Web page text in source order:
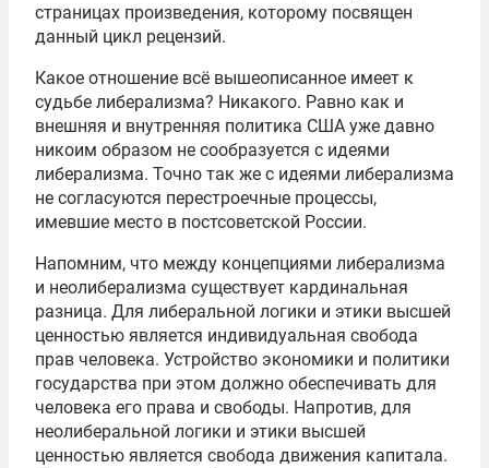
страницах произведения, которому посвящен
данный цикл рецензий.
Какое отношение всё вышеописанное имеет к
судьбе либерализма? Никакого. Равно как и
внешняя и внутренняя политика США уже давно
никоим образом не сообразуется с идеями
либерализма. Точно так же с идеями либерализма
не согласуются перестроечные процессы,
имевшие место в постсоветской России.
Напомним, что между концепциями либерализма
и неолиберализма существует кардинальная
разница. Для либеральной логики и этики высшей
ценностью является индивидуальная свобода
прав человека. Устройство экономики и политики
государства при этом должно обеспечивать для
человека его права и свободы. Напротив, для
неолиберальной логики и этики высшей
ценностью является свобода движения капитала.